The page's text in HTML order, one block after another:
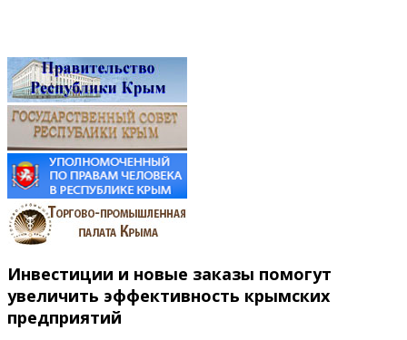
Инвестиции и новые заказы помогут
увеличить эффективность крымских
предприятий